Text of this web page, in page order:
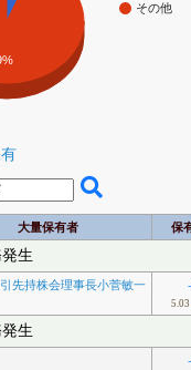
その他
大量保有者 保
生
先持株会理事長小菅敏一
生